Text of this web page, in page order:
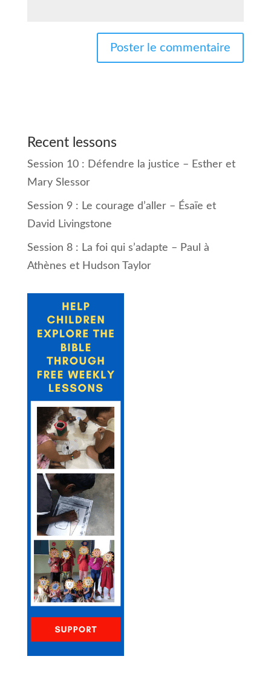
Recent lessons
Session 10 : Défendre la justice – Esther et
Mary Slessor
Session 9 : Le courage d’aller – Ésaïe et
David Livingstone
Session 8 : La foi qui s’adapte – Paul à
Athènes et Hudson Taylor